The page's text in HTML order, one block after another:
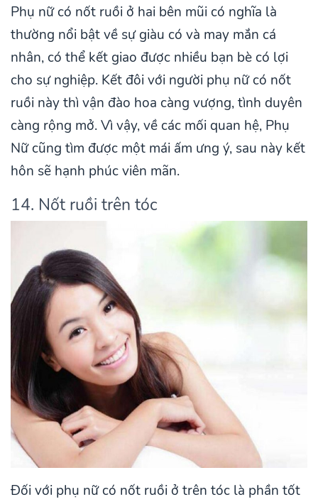
Phụ nữ có nốt ruồi ở hai bên mũi có nghĩa là
thường nổi bật về sự giàu có và may mắn cá
nhân, có thể kết giao được nhiều bạn bè có lợi
cho sự nghiệp. Kết đôi với người phụ nữ có nốt
ruồi này thì vận đào hoa càng vượng, tình duyên
càng rộng mở. Vì vậy, về các mối quan hệ, Phụ
Nữ cũng tìm được một mái ấm ưng ý, sau này kết
hôn sẽ hạnh phúc viên mãn.
14. Nốt ruồi trên tóc
Đối với phụ nữ có nốt ruồi ở trên tóc là phần tốt